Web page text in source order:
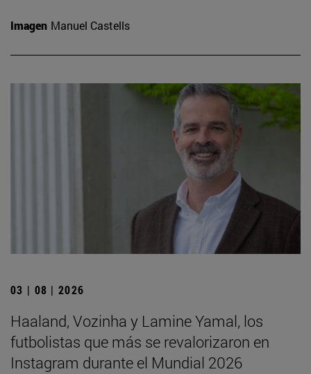
Imagen Manuel Castells
03 | 08 | 2026
Haaland, Vozinha y Lamine Yamal, los
futbolistas que más se revalorizaron en
Instagram durante el Mundial 2026